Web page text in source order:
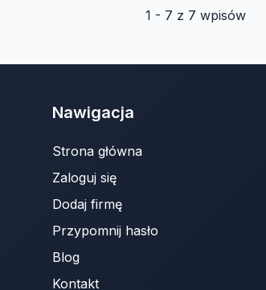
1 - 7 z 7 wpisów
Nawigacja
Strona główna
Zaloguj się
Dodaj firmę
Przypomnij hasło
Blog
Kontakt